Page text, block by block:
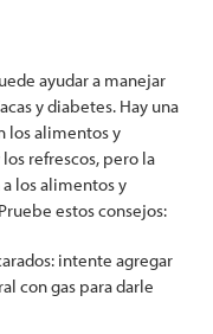
ayudar a manejar
y diabetes. Hay una
los alimentos y
refrescos, pero la
los alimentos y
estos consejos:
intente agregar
con gas para darle